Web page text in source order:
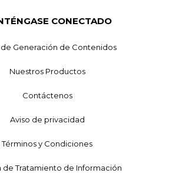
CONECTADO
de Generación de Contenidos
Nuestros Productos
Contáctenos
Aviso de privacidad
Términos y Condiciones
de Tratamiento de Información